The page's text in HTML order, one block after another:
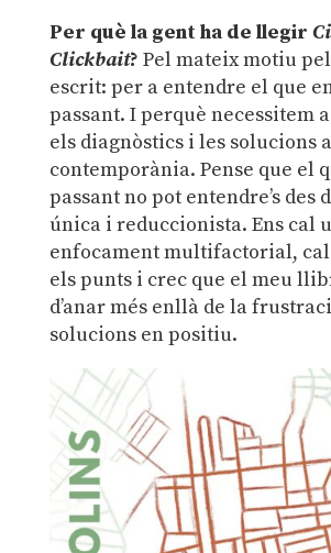
Per què la gent ha de llegir
Clickbait? Pel mateix motiu
escrit: per a entendre el que
passant. I perquè necessitem
els diagnòstics i les solucions
contemporània. Pense que el
passant no pot entendre’s des
única i reduccionista. Ens cal
enfocament multifactorial,
els punts i crec que el meu
d’anar més enllà de la
solucions en positiu.